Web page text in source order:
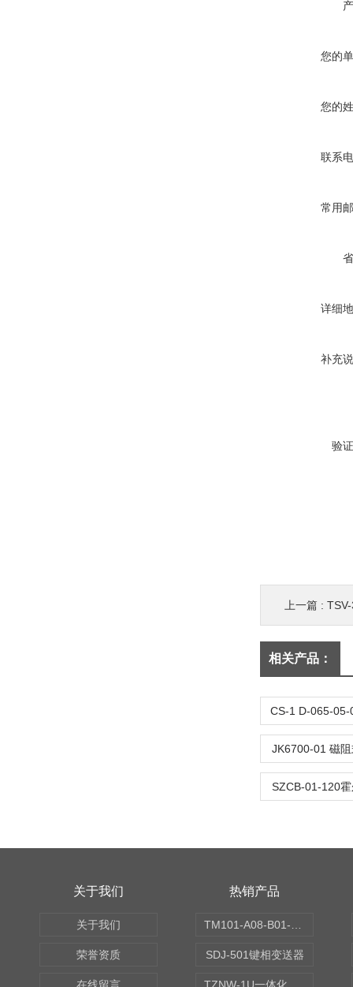
您的
您的
联系
常用
详细
补充
验
上一篇 : TSV-
相关产品：
JK6700-01 磁
SZCB-01-120
关于我们
关于我们
荣誉资质
热销产品
SDJ-501键相变送器